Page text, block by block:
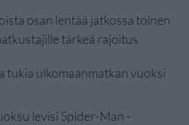
osan lentää jatkossa toinen
tärkeä rajoitus
tukia ulkomaanmatkan vuoksi
levisi Spider-Man -